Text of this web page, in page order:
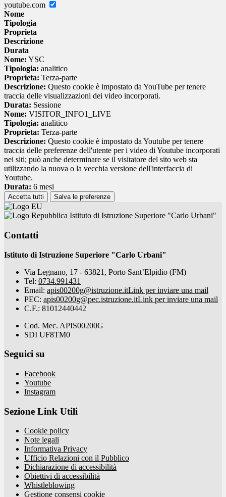
youtube.com
Nome
Tipologia
Proprieta
Descrizione
Durata
Nome: YSC
Tipologia: analitico
Proprieta: Terza-parte
Descrizione: Questo cookie è impostato da YouTube per tenere
traccia delle visualizzazioni dei video incorporati.
Durata: Sessione
Nome: VISITOR_INFO1_LIVE
Tipologia: analitico
Proprieta: Terza-parte
Descrizione: Questo cookie è impostato da Youtube per tenere
traccia delle preferenze dell'utente per i video di Youtube incorporati
nei siti; può anche determinare se il visitatore del sito web sta
utilizzando la nuova o la vecchia versione dell'interfaccia di
Youtube.
Durata: 6 mesi
Accetta tutti Salva le preferenze
Istituto di Istruzione Superiore "Carlo Urbani"
Contatti
Istituto di Istruzione Superiore "Carlo Urbani"
Via Legnano, 17 - 63821, Porto Sant’Elpidio (FM)
Tel: 0734.991431
Email: apis00200g@istruzione.itLink per inviare una mail
PEC: apis00200g@pec.istruzione.itLink per inviare una mail
C.F.: 81012440442
Cod. Mec. APIS00200G
SDI UF8TM0
Seguici su
Facebook
Youtube
Instagram
Sezione Link Utili
Cookie policy
Note legali
Informativa Privacy
Ufficio Relazioni con il Pubblico
Dichiarazione di accessibilità
Obiettivi di accessibilità
Whistleblowing
Gestione consensi cookie